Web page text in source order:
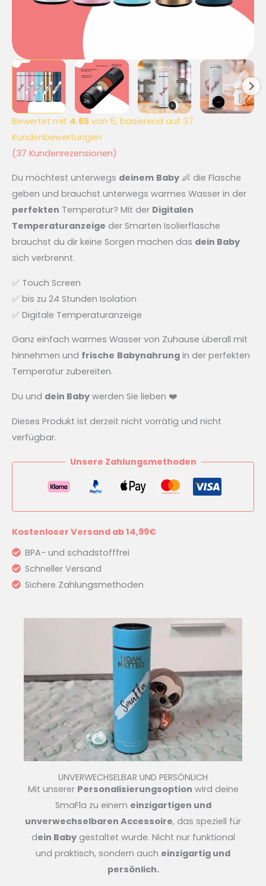
Bewertet mit 4.65 von 5, basierend auf 37
Kundenbewertungen
(37 Kundenrezensionen)
Du möchtest unterwegs deinem Baby 👶 die Flasche
geben und brauchst unterwegs warmes Wasser in der
perfekten Temperatur? Mit der Digitalen
Temperaturanzeige der Smarten Isolierflasche
brauchst du dir keine Sorgen machen das dein Baby
sich verbrennt.
✅ Touch Screen
✅ bis zu 24 Stunden Isolation
✅ Digitale Temperaturanzeige
Ganz einfach warmes Wasser von Zuhause überall mit
hinnehmen und frische Babynahrung in der perfekten
Temperatur zubereiten.
Du und dein Baby werden Sie lieben ❤️
Dieses Produkt ist derzeit nicht vorrätig und nicht
verfügbar.
Unsere Zahlungsmethoden
Kostenloser Versand ab 14,99€
BPA- und schadstofffrei
Schneller Versand
Sichere Zahlungsmethoden
UNVERWECHSELBAR UND PERSÖNLICH
Mit unserer Personalisierungsoption wird deine
SmaFla zu einem einzigartigen und
unverwechselbaren Accessoire, das speziell für
dein Babygestaltet wurde. Nicht nur funktional
und praktisch, sondern auch einzigartig und
persönlich.